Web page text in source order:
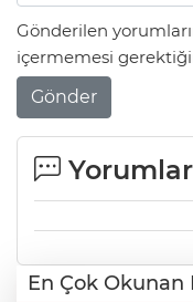
Gönderilen
içermemesi
Gönder
En Çok Okunan